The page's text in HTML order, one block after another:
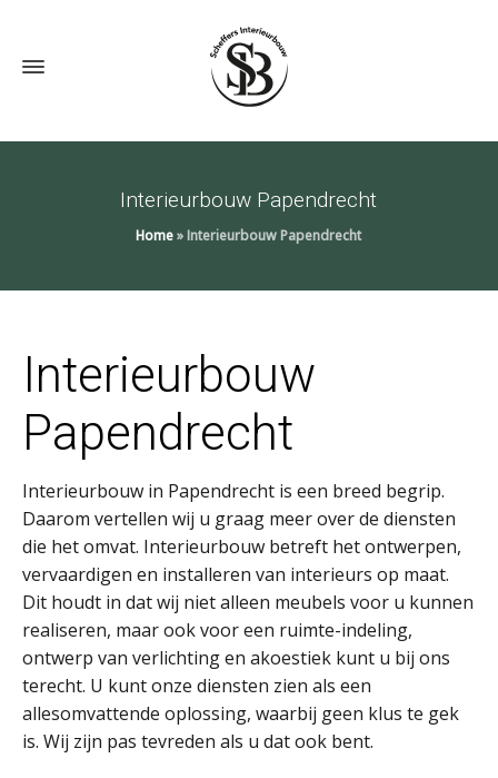
Interieurbouw Papendrecht
Home»Interieurbouw Papendrecht
Interieurbouw
Papendrecht
Interieurbouw in Papendrecht is een breed begrip.
Daarom vertellen wij u graag meer over de diensten
die het omvat. Interieurbouw betreft het ontwerpen,
vervaardigen en installeren van interieurs op maat.
Dit houdt in dat wij niet alleen meubels voor u kunnen
realiseren, maar ook voor een ruimte-indeling,
ontwerp van verlichting en akoestiek kunt u bij ons
terecht. U kunt onze diensten zien als een
allesomvattende oplossing, waarbij geen klus te gek
is. Wij zijn pas tevreden als u dat ook bent.